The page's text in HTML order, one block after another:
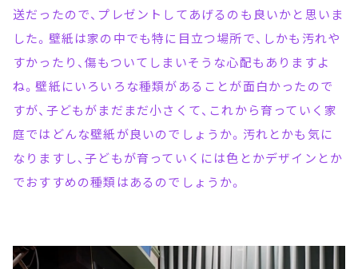
送だったので、プレゼントしてあげるのも良いかと思いま
した。壁紙は家の中でも特に目立つ場所で、しかも汚れや
すかったり、傷もついてしまいそうな心配もありますよ
ね。壁紙にいろいろな種類があることが面白かったので
すが、子どもがまだまだ小さくて、これから育っていく家
庭ではどんな壁紙が良いのでしょうか。汚れとかも気に
なりますし、子どもが育っていくには色とかデザインとか
でおすすめの種類はあるのでしょうか。